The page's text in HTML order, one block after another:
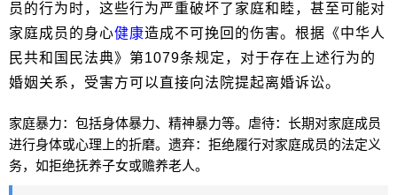
员的行为时，这些行为严重破坏了家庭和睦，甚至可能对
家庭成员的身心健康造成不可挽回的伤害。根据《中华人
民共和国民法典》第1079条规定，对于存在上述行为的
婚姻关系，受害方可以直接向法院提起离婚诉讼。
家庭暴力：包括身体暴力、精神暴力等。虐待：长期对家庭成员
进行身体或心理上的折磨。遗弃：拒绝履行对家庭成员的法定义
务，如拒绝抚养子女或赡养老人。